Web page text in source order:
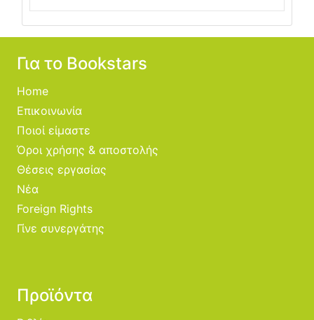
Για το Bookstars
Home
Επικοινωνία
Ποιοί είμαστε
Όροι χρήσης & αποστολής
Θέσεις εργασίας
Νέα
Foreign Rights
Γίνε συνεργάτης
Προϊόντα